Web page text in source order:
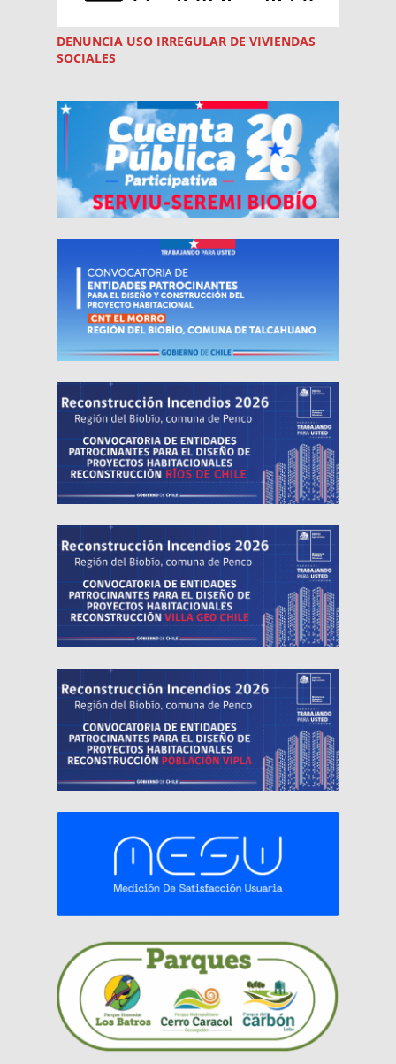
DENUNCIA USO IRREGULAR DE VIVIENDAS
SOCIALES